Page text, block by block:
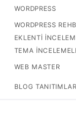
WORDPRESS
WORDPRESS
EKLENTI
TEMA
WEB MASTER
BLOG